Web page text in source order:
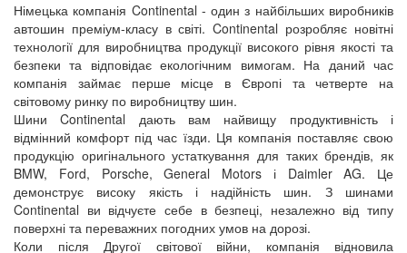
Німецька компанія Continental - один з найбільших виробників
автошин преміум-класу в світі. Continental розробляє новітні
технології для виробництва продукції високого рівня якості та
безпеки та відповідає екологічним вимогам. На даний час
компанія займає перше місце в Європі та четверте на
світовому ринку по виробництву шин.
Шини Continental дають вам найвищу продуктивність і
відмінний комфорт під час їзди. Ця компанія поставляє свою
продукцію оригінального устаткування для таких брендів, як
BMW, Ford, Porsche, General Motors і Daimler AG. Це
демонструє високу якість і надійність шин. З шинами
Continental ви відчуєте себе в безпеці, незалежно від типу
поверхні та переважних погодних умов на дорозі.
Коли після Другої світової війни, компанія відновила